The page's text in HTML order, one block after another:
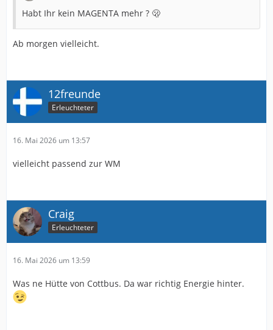
Habt Ihr kein MAGENTA mehr ? 🫢
Ab morgen vielleicht.
12freunde
Erleuchteter
16. Mai 2026 um 13:57
vielleicht passend zur WM
Craig
Erleuchteter
16. Mai 2026 um 13:59
Was ne Hütte von Cottbus. Da war richtig Energie hinter.